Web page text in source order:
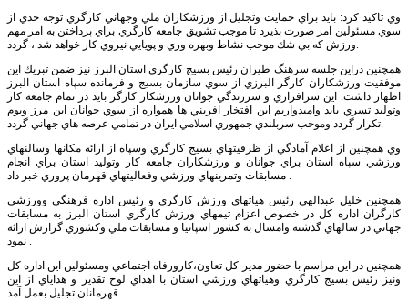
وي تاكيد كرد: بايد براي حمايت وتجليل از ورزشكاران ملي وجهاني كارگري توجه جدي از
سوي مسئولين امر صورت پذيرد تا موجب تشويق جامعه كارگري براي پرداختن به امر مهم
ورزش كه بي شك موجب نشاط وبهره وري و پويايي نيروي كار خواهد شد ، گردد.
همچنين دراين جلسه سرهنگ طيران رئيس بسيج كارگري استان البرز نيز ضمن تبريك اين
موفقيت ورزشكاران كارگر البرزي از سوي سازمان بسيج و فرمانده سپاه استان البرز
اظهار داشت: اين سرافرازي و سرزندگي جوانان ورزشكار كارگر بايد در تمام جامعه كار
وتوليد تسري يابد واميدواريم اين افتخار افريني ها همواره از سوي جوانان اين مرز وبوم
تكرار گردد وموجب سربلندي جمهوري اسلامي ايران در تمامي عرصه هاي جهاني گردد.
وي همچنين از اعلام آمادگي از ظرفيتهاي بسيج كارگري وسپاه از ارائه مكانها وسالنهاي
ورزشي سپاه استان براي جوانان و ورزشكاران جامعه كار وتوليد استان براي انجام
مسابقات وتمرينهاي ورزشي وفعاليتهاي قهرمان پروري خبر داد .
همچنين خليل عبدالهي رئيس هياتهاي ورزش كارگري و رئيس اداره فرهنگي وورزشي
كارگران اداره كل در خصوص اعزام تيمهاي ورزش كارگري استان البرز به مسابقات
جهاني در سالهاي گذشته وامسال به كشور اسپانيا و مسابقات ملي وكشوري گزارش ارائه
نمود .
همچنين در اين مراسم با حضور مدير كل تعاون،كارورفاه اجتماعي ومسئولين اين اداره كل
ونيز رئيس بسيج كارگري وهياتهاي ورزشي استان با اهداي لوح تقدير و هداياي از اين
قهرمانان تجليل بعمل آمد.